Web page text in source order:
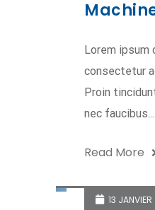
Lorem ipsum
consectetur
Proin
nec faucibus...
Read More
13